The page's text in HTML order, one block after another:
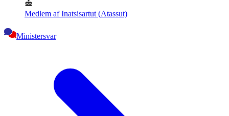
Medlem af Inatsisartut (Atassut)
Ministersvar